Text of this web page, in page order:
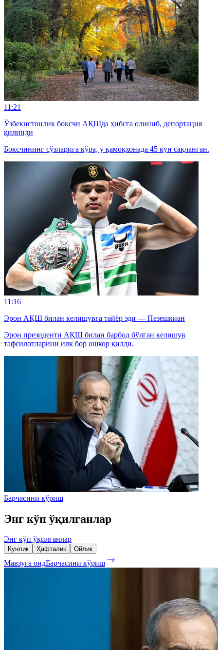
11:21
Ўзбекистонлик боксчи АҚШда ҳибсга олиниб, депортация
қилинди
Боксчининг сўзларига кўра, у қамоқхонада 45 кун сақланган.
11:16
Эрон АҚШ билан келишувга тайёр эди — Пезешкиан
Эрон президенти АҚШ билан барбод бўлган келишув
тафсилотларини илк бор ошкор қилди.
Барчасини кўриш
Энг кўп ўқилганлар
Энг кўп ўқилганлар
Кунлик Ҳафталик Ойлик
Мавзуга оидБарчасини кўриш